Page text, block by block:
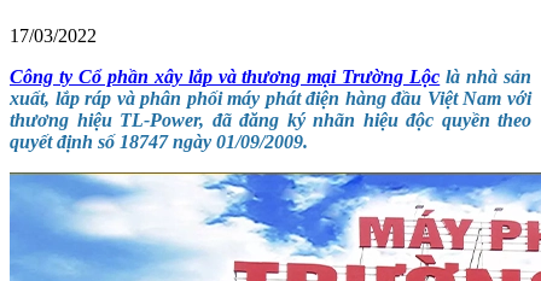
17/03/2022
Công ty Cổ phần xây lắp và thương mại Trường Lộc là nhà sản
xuất, lắp ráp và phân phối máy phát điện hàng đầu Việt Nam với
thương hiệu TL-Power, đã đăng ký nhãn hiệu độc quyền theo
quyết định số 18747 ngày 01/09/2009.